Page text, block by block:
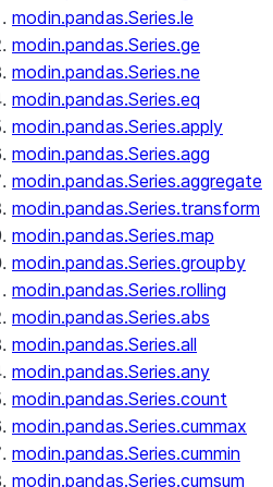
modin.pandas.Series.le
modin.pandas.Series.ge
modin.pandas.Series.ne
modin.pandas.Series.eq
modin.pandas.Series.apply
modin.pandas.Series.agg
modin.pandas.Series.aggregate
modin.pandas.Series.transform
modin.pandas.Series.map
modin.pandas.Series.groupby
modin.pandas.Series.rolling
modin.pandas.Series.abs
modin.pandas.Series.all
modin.pandas.Series.any
modin.pandas.Series.count
modin.pandas.Series.cummax
modin.pandas.Series.cummin
modin.pandas.Series.cumsum